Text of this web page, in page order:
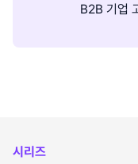
B2B 기업
시리즈